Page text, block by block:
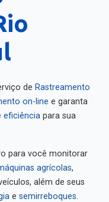
de Rastreamento
on-line e garanta
eficiência para sua
para você monitorar
agrícolas,
além de seus
e semirreboques.